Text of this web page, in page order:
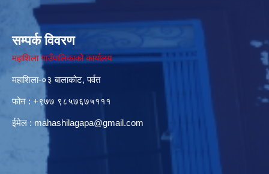
सम्पर्क विवरण
महाशिला गाउँपालिकाको कार्यालय
महाशिला-०३ बालाकोट, पर्वत
फोन : ‌+९७७ ९८५७६७५१११
ईमेल : mahashilagapa@gmail.com